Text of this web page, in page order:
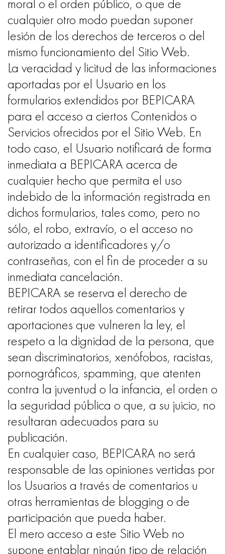
moral o el orden público, o que de
cualquier otro modo puedan suponer
lesión de los derechos de terceros o del
mismo funcionamiento del Sitio Web.
La veracidad y licitud de las informaciones
aportadas por el Usuario en los
formularios extendidos por BEPICARA
para el acceso a ciertos Contenidos o
Servicios ofrecidos por el Sitio Web. En
todo caso, el Usuario notificará de forma
inmediata a BEPICARA acerca de
cualquier hecho que permita el uso
indebido de la información registrada en
dichos formularios, tales como, pero no
sólo, el robo, extravío, o el acceso no
autorizado a identificadores y/o
contraseñas, con el fin de proceder a su
inmediata cancelación.
BEPICARA se reserva el derecho de
retirar todos aquellos comentarios y
aportaciones que vulneren la ley, el
respeto a la dignidad de la persona, que
sean discriminatorios, xenófobos, racistas,
pornográficos, spamming, que atenten
contra la juventud o la infancia, el orden o
la seguridad pública o que, a su juicio, no
resultaran adecuados para su
publicación.
En cualquier caso, BEPICARA no será
responsable de las opiniones vertidas por
los Usuarios a través de comentarios u
otras herramientas de blogging o de
participación que pueda haber.
El mero acceso a este Sitio Web no
supone entablar ningún tipo de relación